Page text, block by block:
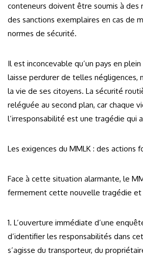
conteneurs doivent être soumis à des
des sanctions exemplaires en cas de
normes de sécurité.
Il est inconcevable qu’un pays en
laisse perdurer de telles négligences,
la vie de ses citoyens. La sécurité
reléguée au second plan, car chaque
l’irresponsabilité est une tragédie qui
Les exigences du MMLK : des actions
Face à cette situation alarmante, le
fermement cette nouvelle tragédie et
1. L’ouverture immédiate d’une
d’identifier les responsabilités dans
s’agisse du transporteur, du